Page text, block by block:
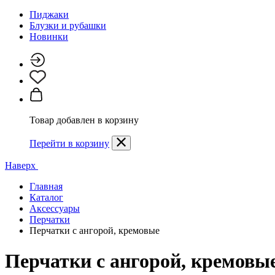
Пиджаки
Блузки и рубашки
Новинки
Товар добавлен в корзину
Перейти в корзину
Наверх
Главная
Каталог
Аксессуары
Перчатки
Перчатки с ангорой, кремовые
Перчатки с ангорой,